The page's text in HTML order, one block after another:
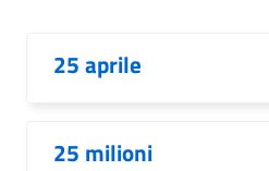
25 aprile
25 milioni